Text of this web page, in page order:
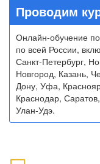
Проводим
Онлайн-обучение
по всей России,
Санкт-Петербург,
Новгород, Казань,
Дону, Уфа,
Краснодар,
Улан-Удэ.